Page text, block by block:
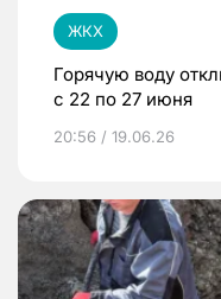
ЖКХ
Горячую воду
с 22 по 27 июня
20:56 / 19.06.26